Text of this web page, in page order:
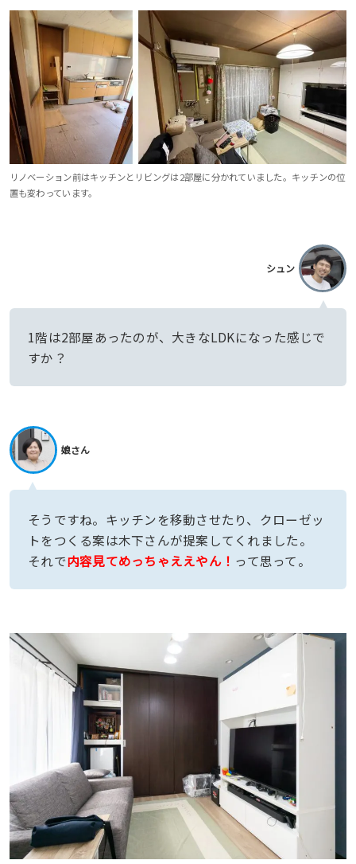
リノベーション前はキッチンとリビングは2部屋に分かれていました。キッチンの位
置も変わっています。
シュン
1階は2部屋あったのが、大きなLDKになった感じで
すか？
娘さん
そうですね。キッチンを移動させたり、クローゼッ
トをつくる案は木下さんが提案してくれました。
それで内容見てめっちゃええやん！ って思って。